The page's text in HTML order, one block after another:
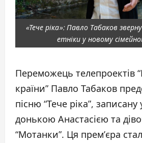
«Тече ріка»: Павло Табаков
етніки у новому
Переможець телепроектів
країни” Павло Табаков
пісню “Тече ріка”, записану
донькою Анастасією та
“Мотанки”. Ця прем’єра